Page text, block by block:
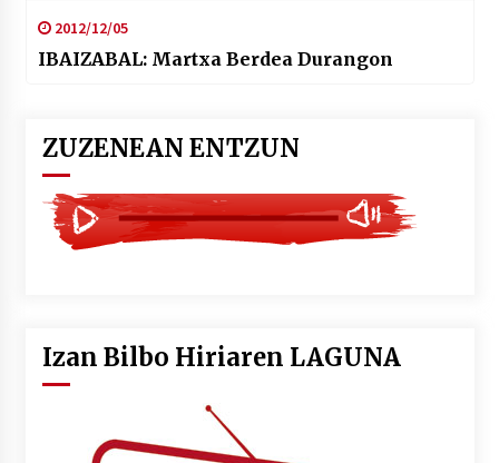
2012/12/05
IBAIZABAL: Martxa Berdea Durangon
ZUZENEAN ENTZUN
Izan Bilbo Hiriaren LAGUNA